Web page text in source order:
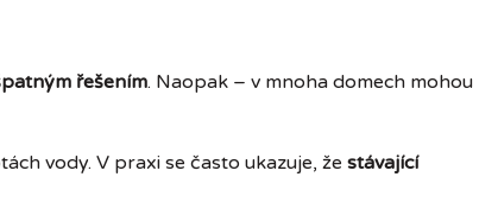
řešením. Naopak – v mnoha domech mohou
vody. V praxi se často ukazuje, že stávající